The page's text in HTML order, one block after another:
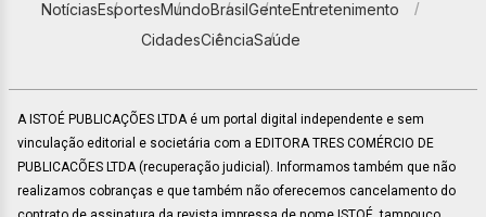
NotíciasEsportesMundoBrasilGenteEntretenimento
CidadesCiênciaSaúde
A ISTOÉ PUBLICAÇÕES LTDA é um portal digital independente e sem
vinculação editorial e societária com a EDITORA TRES COMÉRCIO DE
PUBLICACÕES LTDA (recuperação judicial). Informamos também que não
realizamos cobranças e que também não oferecemos cancelamento do